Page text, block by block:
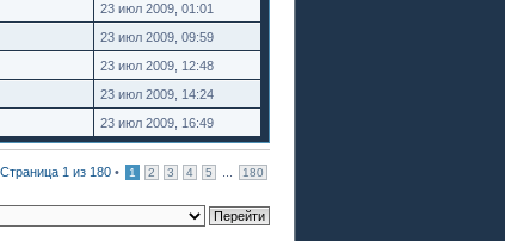
23 июл 2009, 01:01
23 июл 2009, 09:59
23 июл 2009, 12:48
23 июл 2009, 14:24
23 июл 2009, 16:49
Страница 1 из 180 • 1 2 3 4 5 180